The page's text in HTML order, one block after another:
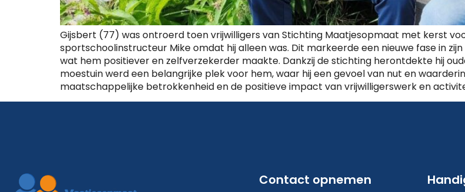
Gijsbert (77) was ontroerd toen vrijwilligers van Stichting Maatjesopmaat met kerst
sportschoolinstructeur Mike omdat hij alleen was. Dit markeerde een nieuwe fase in
wat hem positiever en zelfverzekerder maakte. Dankzij de stichting herontdekte hij
moestuin werd een belangrijke plek voor hem, waar hij een gevoel van nut en
maatschappelijke betrokkenheid en de positieve impact van vrijwilligerswerk en
Contact opnemen